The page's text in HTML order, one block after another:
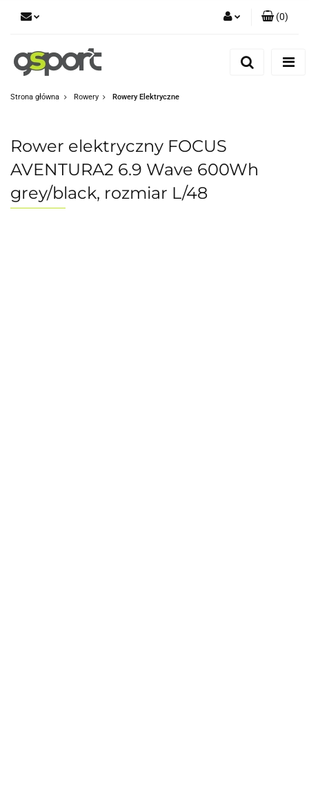
Dodaj zgłoszenie
(0)
Strona główna Rowery Rowery Elektryczne
Rower elektryczny FOCUS
AVENTURA2 6.9 Wave 600Wh
grey/black, rozmiar L/48